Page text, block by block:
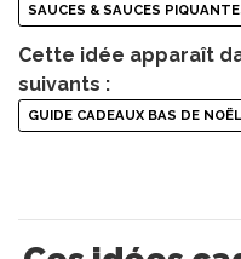
SAUCES & SAUCES
Cette idée apparaît
suivants :
GUIDE CADEAUX BAS DE NOËL